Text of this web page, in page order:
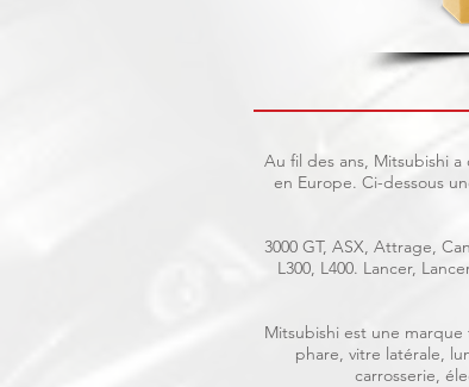
Au fil des ans, Mitsubishi
en Europe. Ci-dessous
3000 GT, ASX, Attrage,
L300, L400. Lancer,
Mitsubishi est une
phare, vitre latérale,
carrosserie,